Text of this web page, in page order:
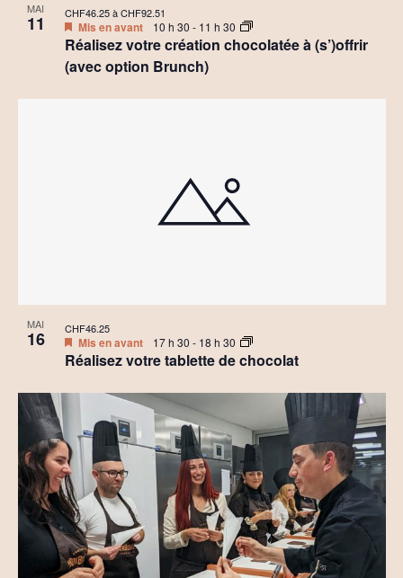
MAI
11
Réalisez votre création chocolatée à (s’)offrir
(avec option Brunch)
Mis en avant 10 h 30 - 11 h 30
CHF46.25 à CHF92.51
MAI
16
Réalisez votre tablette de chocolat
Mis en avant 17 h 30 - 18 h 30
CHF46.25